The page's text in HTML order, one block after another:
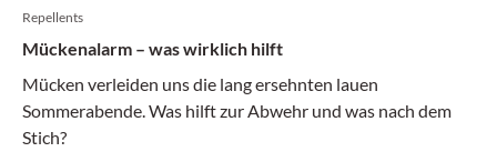
Repellents
Mückenalarm – was wirklich hilft
Mücken verleiden uns die lang ersehnten lauen
Sommerabende. Was hilft zur Abwehr und was nach dem
Stich?